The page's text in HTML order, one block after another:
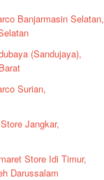
Banjarmasin Selatan,
(Sandujaya),
Surian,
Jangkar,
Store Idi Timur,
Darussalam